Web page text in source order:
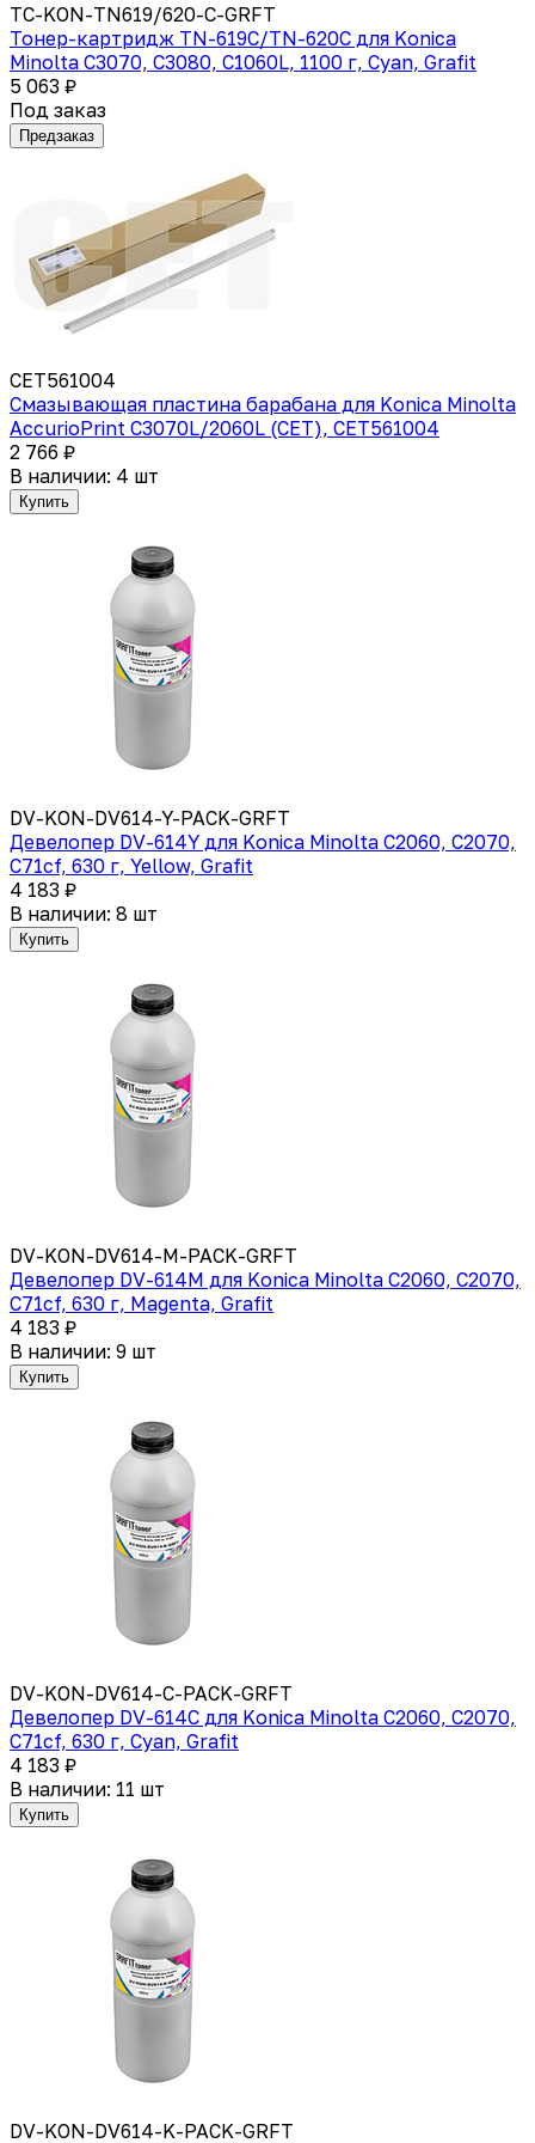
TC-KON-TN619/620-C-GRFT
Тонер-картридж TN-619С/TN-620С для Konica
Minolta C3070, C3080, C1060L, 1100 г, Cyan, Grafit
5 063 ₽
Под заказ
Предзаказ
CET561004
Смазывающая пластина барабана для Konica Minolta
AccurioPrint C3070L/2060L (CET), CET561004
2 766 ₽
В наличии: 4 шт
Купить
DV-KON-DV614-Y-PACK-GRFT
Девелопер DV-614Y для Konica Minolta C2060, C2070,
C71cf, 630 г, Yellow, Grafit
4 183 ₽
В наличии: 8 шт
Купить
DV-KON-DV614-M-PACK-GRFT
Девелопер DV-614M для Konica Minolta C2060, C2070,
C71cf, 630 г, Magenta, Grafit
4 183 ₽
В наличии: 9 шт
Купить
DV-KON-DV614-C-PACK-GRFT
Девелопер DV-614C для Konica Minolta C2060, C2070,
C71cf, 630 г, Cyan, Grafit
4 183 ₽
В наличии: 11 шт
Купить
DV-KON-DV614-K-PACK-GRFT